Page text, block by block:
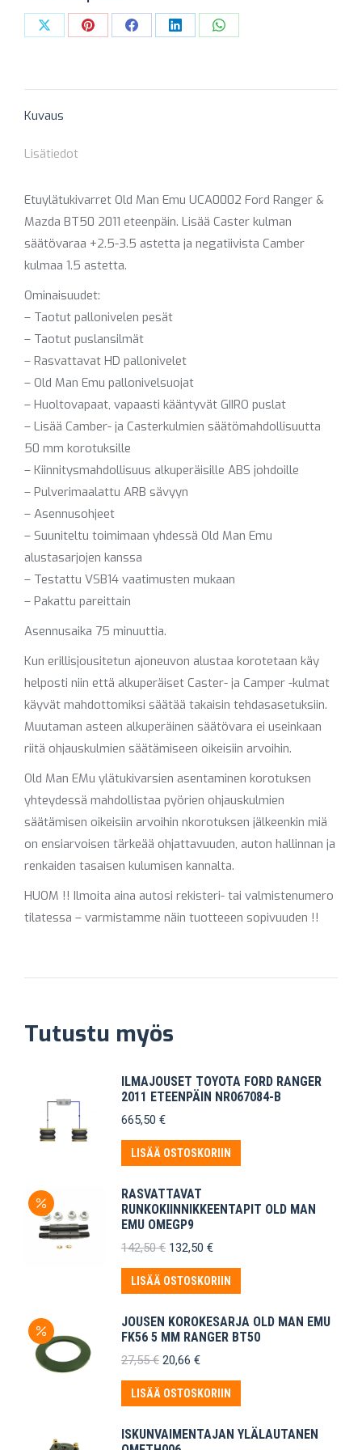
+
määräShare Share Share Share Share
Kuvaus
Lisätiedot
Etuylätukivarret Old Man Emu UCA0002 Ford Ranger &
Mazda BT50 2011 eteenpäin. Lisää Caster kulman
säätövaraa +2.5-3.5 astetta ja negatiivista Camber
kulmaa 1.5 astetta.
Ominaisuudet:
– Taotut pallonivelen pesät
– Taotut puslansilmät
– Rasvattavat HD pallonivelet
– Old Man Emu pallonivelsuojat
– Huoltovapaat, vapaasti kääntyvät GIIRO puslat
– Lisää Camber- ja Casterkulmien säätömahdollisuutta
50 mm korotuksille
– Kiinnitysmahdollisuus alkuperäisille ABS johdoille
– Pulverimaalattu ARB sävyyn
– Asennusohjeet
– Suuniteltu toimimaan yhdessä Old Man Emu
alustasarjojen kanssa
– Testattu VSB14 vaatimusten mukaan
– Pakattu pareittain
Asennusaika 75 minuuttia.
Kun erillisjousitetun ajoneuvon alustaa korotetaan käy
helposti niin että alkuperäiset Caster- ja Camper -kulmat
käyvät mahdottomiksi säätää takaisin tehdasasetuksiin.
Muutaman asteen alkuperäinen säätövara ei useinkaan
riitä ohjauskulmien säätämiseen oikeisiin arvoihin.
Old Man EMu ylätukivarsien asentaminen korotuksen
yhteydessä mahdollistaa pyörien ohjauskulmien
säätämisen oikeisiin arvoihin nkorotuksen jälkeenkin miä
on ensiarvoisen tärkeää ohjattavuuden, auton hallinnan ja
renkaiden tasaisen kulumisen kannalta.
HUOM !! Ilmoita aina autosi rekisteri- tai valmistenumero
tilatessa – varmistamme näin tuotteeen sopivuuden !!
Tutustu myös
ILMAJOUSET TOYOTA FORD RANGER
2011 ETEENPÄIN NR067084-B
665,50 €
LISÄÄ OSTOSKORIIN
RASVATTAVAT
RUNKOKIINNIKKEENTAPIT OLD MAN
EMU OMEGP9
142,50€ Alkuperäinen
oli:
142,50 €.
132,50 €Nykyinen
on:
132,50 €.
LISÄÄ OSTOSKORIIN
JOUSEN KOROKESARJA OLD MAN EMU
FK56 5 MM RANGER BT50
27,55€ Alkuperäinen
oli:
27,55 €.
20,66 €Nykyinen
on:
20,66 €.
LISÄÄ OSTOSKORIIN
ISKUNVAIMENTAJAN YLÄLAUTANEN